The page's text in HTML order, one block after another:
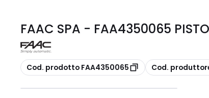
FAAC SPA - FAA4350065
copia
Cod. prodotto FAA4350065 copia
Cod.